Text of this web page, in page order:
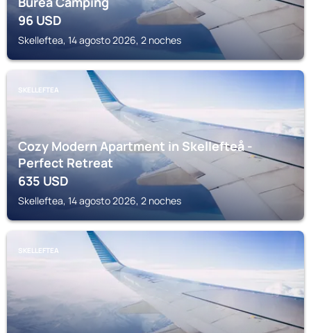
96USD
Skelleftea, 14 agosto 2026, 2 noches
SKELLEFTEA
Cozy Modern Apartment in Skellefteå -
Perfect Retreat
635USD
Skelleftea, 14 agosto 2026, 2 noches
SKELLEFTEA